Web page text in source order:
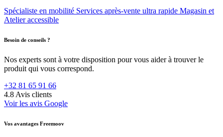
Spécialiste en mobilité Services après-vente ultra rapide Magasin et
Atelier accessible
Besoin de conseils ?
Nos experts sont à votre disposition pour vous aider à trouver le
produit qui vous correspond.
+32 81 65 91 66
4.8 Avis clients
Voir les avis Google
Vos avantages Freemoov